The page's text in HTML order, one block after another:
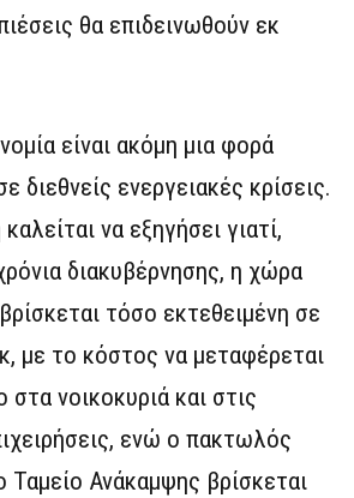
θα επιδεινωθούν εκ
είναι ακόμη μια φορά
διεθνείς ενεργειακές κρίσεις.
να εξηγήσει γιατί,
διακυβέρνησης, η χώρα
τόσο εκτεθειμένη σε
με το κόστος να μεταφέρεται
νοικοκυριά και στις
ενώ ο πακτωλός
Ανάκαμψης βρίσκεται